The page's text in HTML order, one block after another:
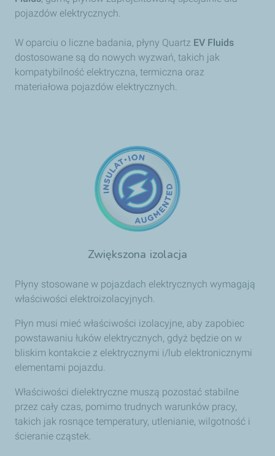
pojazdów elektrycznych.
W oparciu o liczne badania, płyny Quartz EV Fluids
dostosowane są do nowych wyzwań, takich jak
kompatybilność elektryczna, termiczna oraz
materiałowa pojazdów elektrycznych.
Zwiększona izolacja
Płyny stosowane w pojazdach elektrycznych wymagają
właściwości elektroizolacyjnych.
Płyn musi mieć właściwości izolacyjne, aby zapobiec
powstawaniu łuków elektrycznych, gdyż będzie on w
bliskim kontakcie z elektrycznymi i/lub elektronicznymi
elementami pojazdu.
Właściwości dielektryczne muszą pozostać stabilne
przez cały czas, pomimo trudnych warunków pracy,
takich jak rosnące temperatury, utlenianie, wilgotność i
ścieranie cząstek.